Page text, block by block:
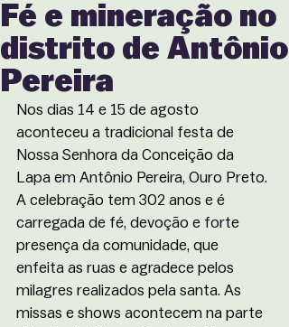
Fé e mineração no
distrito de Antônio
Pereira
Nos dias 14 e 15 de agosto
aconteceu a tradicional festa de
Nossa Senhora da Conceição da
Lapa em Antônio Pereira, Ouro Preto.
A celebração tem 302 anos e é
carregada de fé, devoção e forte
presença da comunidade, que
enfeita as ruas e agradece pelos
milagres realizados pela santa. As
missas e shows acontecem na parte